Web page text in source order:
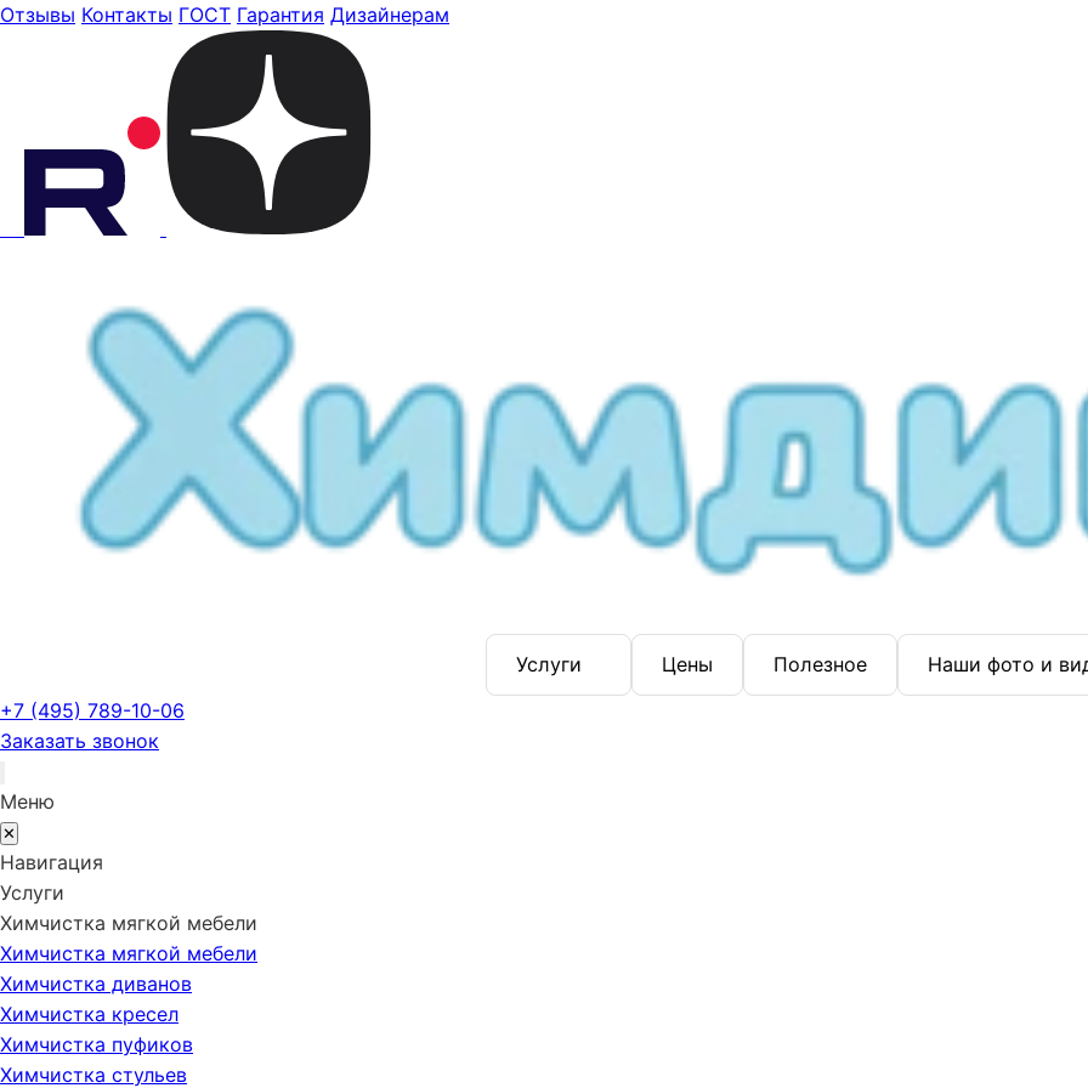
Отзывы Контакты ГОСТ Гарантия Дизайнерам
Услуги Цены Полезное
Наши фото и
+7 (495) 789-10-06
Заказать звонок
Меню
✕
Навигация
Услуги
Химчистка мягкой мебели
Химчистка мягкой мебели
Химчистка диванов
Химчистка кресел
Химчистка пуфиков
Химчистка стульев